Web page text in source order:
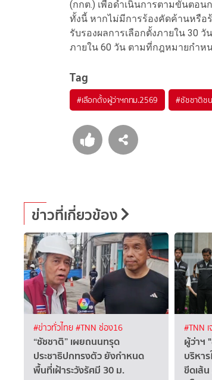
(กกต.) เพื่อดำเนินการตามขั้นตอน
ทั้งนี้ หากไม่มีการร้องคัดค้านหรือ
รับรองผลการเลือกตั้งภายใน 30
ภายใน 60 วัน ตามที่กฎหมายกำห
Tag
#เลือกตั้งผู้ว่าฯกทม.2569 #ชัชชาติช
ข่าวที่เกี่ยวข้อง
#ข่าวทั่วไทย#TNN ช่อง16
“ชัชชาติ” เผยถนนทรุด
ประชาธิปกทรงตัว ยังกำหนด
พื้นที่เฝ้าระวังรัศมี 30 ม.
#TNN เ
ผู้ว่าฯ
บริหา
ขีดเส้